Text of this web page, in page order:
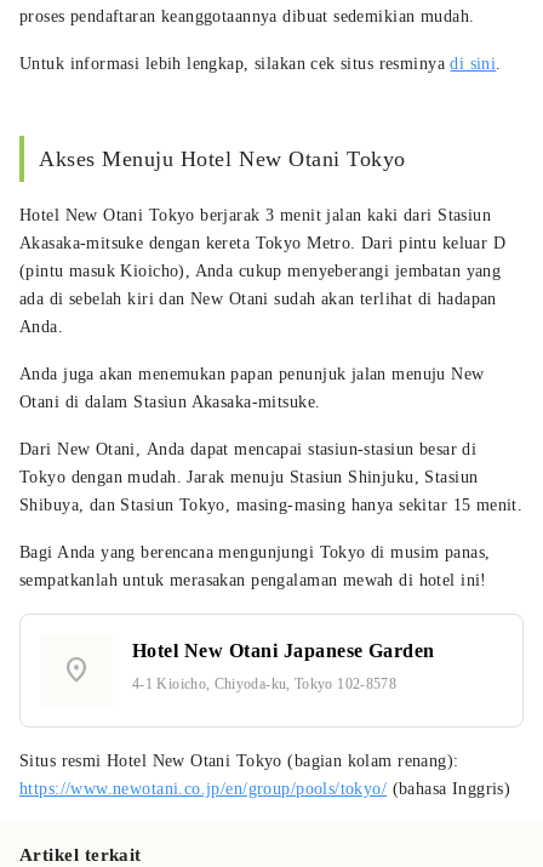
proses pendaftaran keanggotaannya dibuat sedemikian mudah.
Untuk informasi lebih lengkap, silakan cek situs resminyadi sini.
Akses Menuju Hotel New Otani Tokyo
Hotel New Otani Tokyo berjarak 3 menit jalan kaki dari Stasiun
Akasaka-mitsuke dengan kereta Tokyo Metro. Dari pintu keluar D
(pintu masuk Kioicho), Anda cukup menyeberangi jembatan yang
ada di sebelah kiri dan New Otani sudah akan terlihat di hadapan
Anda.
Anda juga akan menemukan papan penunjuk jalan menuju New
Otani di dalam Stasiun Akasaka-mitsuke.
Dari New Otani, Anda dapat mencapai stasiun-stasiun besar di
Tokyo dengan mudah. Jarak menuju Stasiun Shinjuku, Stasiun
Shibuya, dan Stasiun Tokyo, masing-masing hanya sekitar 15 menit.
Bagi Anda yang berencana mengunjungi Tokyo di musim panas,
sempatkanlah untuk merasakan pengalaman mewah di hotel ini!
location_on
Hotel New Otani Japanese Garden
4-1 Kioicho, Chiyoda-ku, Tokyo 102-8578
Situs resmi Hotel New Otani Tokyo (bagian kolam renang):
https://www.newotani.co.jp/en/group/pools/tokyo/ (bahasa Inggris)
Artikel terkait